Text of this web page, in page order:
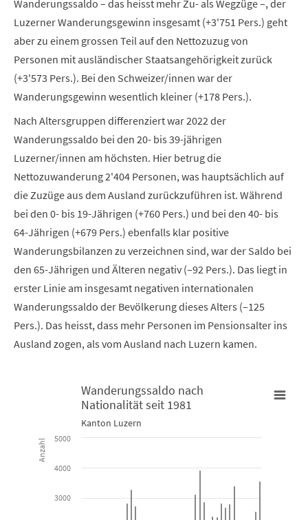
Wanderungssaldo – das heisst mehr Zu- als Wegzüge –, der
Luzerner Wanderungsgewinn insgesamt (+3'751 Pers.) geht
aber zu einem grossen Teil auf den Nettozuzug von
Personen mit ausländischer Staatsangehörigkeit zurück
(+3'573 Pers.). Bei den Schweizer/innen war der
Wanderungsgewinn wesentlich kleiner (+178 Pers.).
Nach Altersgruppen differenziert war 2022 der
Wanderungssaldo bei den 20- bis 39-jährigen
Luzerner/innen am höchsten. Hier betrug die
Nettozuwanderung 2'404 Personen, was hauptsächlich auf
die Zuzüge aus dem Ausland zurückzuführen ist. Während
bei den 0- bis 19-Jährigen (+760 Pers.) und bei den 40- bis
64-Jährigen (+679 Pers.) ebenfalls klar positive
Wanderungsbilanzen zu verzeichnen sind, war der Saldo bei
den 65-Jährigen und Älteren negativ (–92 Pers.). Das liegt in
erster Linie am insgesamt negativen internationalen
Wanderungssaldo der Bevölkerung dieses Alters (–125
Pers.). Das heisst, dass mehr Personen im Pensionsalter ins
Ausland zogen, als vom Ausland nach Luzern kamen.
Wanderungssaldo nach Nationalität seit 1981
Bar chart with 2 data series.
Kanton Luzern
View as data table, Wanderungssaldo nach Nationalität
Anzahl
Wanderungssaldo nach
Nationalität seit 1981
Kanton Luzern
3000
4000
5000